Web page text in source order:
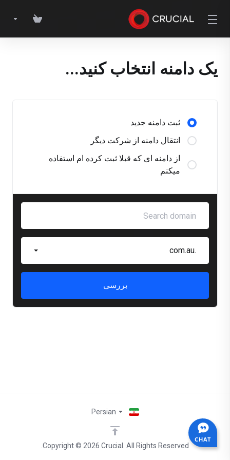
یک دامنه انتخاب کنید...
ثبت دامنه جدید
انتقال دامنه از شرکت دیگر
از دامنه ای که قبلا ثبت کرده ام استفاده
میکنم
.com.au
بررسی
Copyright © 2026 Crucial. All Rights Reserved.
Persian
CHAT